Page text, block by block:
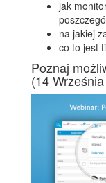
jak
na jakiej
co to jest
Poznaj
(14